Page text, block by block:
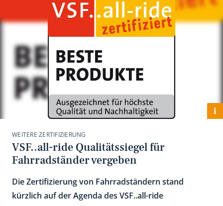
i
WEITERE ZERTIFIZIERUNG
VSF..all-ride Qualitätssiegel für
Fahrradständer vergeben
Die Zertifizierung von Fahrradständern stand
kürzlich auf der Agenda des VSF..all-ride